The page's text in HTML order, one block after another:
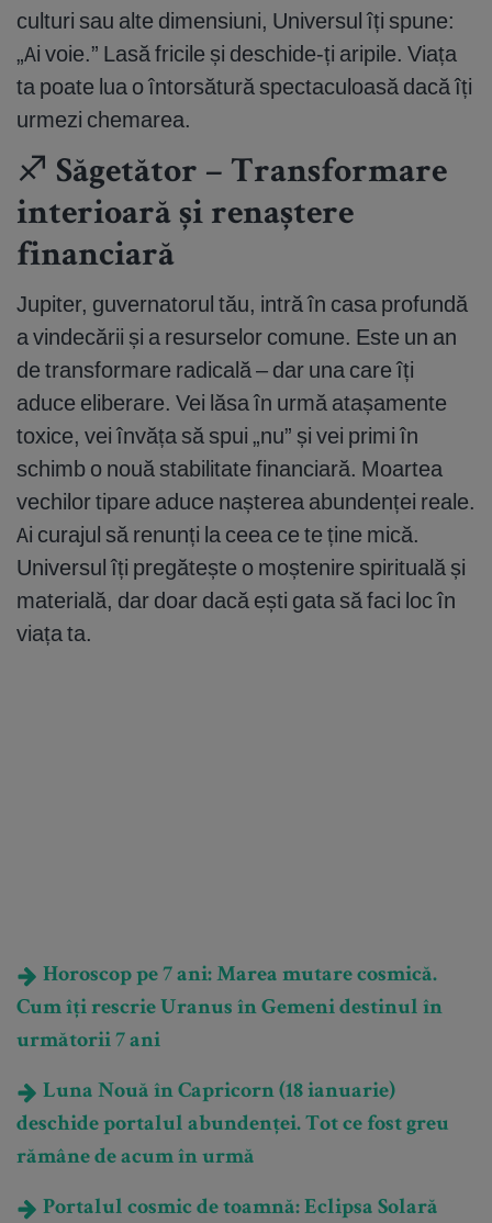
culturi sau alte dimensiuni, Universul îți spune:
„Ai voie.” Lasă fricile și deschide-ți aripile. Viața
ta poate lua o întorsătură spectaculoasă dacă îți
urmezi chemarea.
♐ Săgetător – Transformare
interioară și renaștere
financiară
Jupiter, guvernatorul tău, intră în casa profundă
a vindecării și a resurselor comune. Este un an
de transformare radicală – dar una care îți
aduce eliberare. Vei lăsa în urmă atașamente
toxice, vei învăța să spui „nu” și vei primi în
schimb o nouă stabilitate financiară. Moartea
vechilor tipare aduce nașterea abundenței reale.
Ai curajul să renunți la ceea ce te ține mică.
Universul îți pregătește o moștenire spirituală și
materială, dar doar dacă ești gata să faci loc în
viața ta.
Horoscop pe 7 ani: Marea mutare cosmică.
Cum îți rescrie Uranus în Gemeni destinul în
următorii 7 ani
Luna Nouă în Capricorn (18 ianuarie)
deschide portalul abundenței. Tot ce fost greu
rămâne de acum în urmă
Portalul cosmic de toamnă: Eclipsa Solară